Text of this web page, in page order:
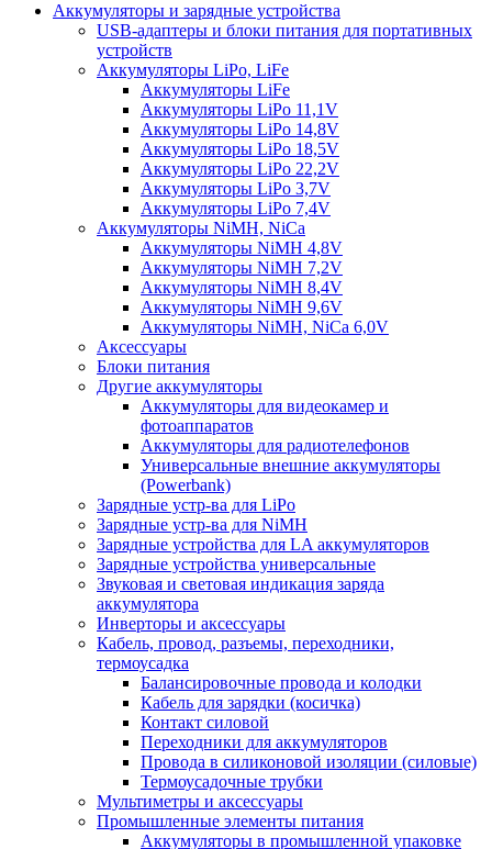
Аккумуляторы и зарядные устройства
USB-адаптеры и блоки питания для портативных
устройств
Аккумуляторы LiPo, LiFe
Аккумуляторы LiFe
Аккумуляторы LiPo 11,1V
Аккумуляторы LiPo 14,8V
Аккумуляторы LiPo 18,5V
Аккумуляторы LiPo 22,2V
Аккумуляторы LiPo 3,7V
Аккумуляторы LiPo 7,4V
Аккумуляторы NiMH, NiCa
Аккумуляторы NiMH 4,8V
Аккумуляторы NiMH 7,2V
Аккумуляторы NiMH 8,4V
Аккумуляторы NiMH 9,6V
Аккумуляторы NiMH, NiCa 6,0V
Аксессуары
Блоки питания
Другие аккумуляторы
Аккумуляторы для видеокамер и
фотоаппаратов
Аккумуляторы для радиотелефонов
Универсальные внешние аккумуляторы
(Powerbank)
Зарядные устр-ва для LiPo
Зарядные устр-ва для NiMH
Зарядные устройства для LA аккумуляторов
Зарядные устройства универсальные
Звуковая и световая индикация заряда
аккумулятора
Инверторы и аксессуары
Кабель, провод, разъемы, переходники,
термоусадка
Балансировочные провода и колодки
Кабель для зарядки (косичка)
Контакт силовой
Переходники для аккумуляторов
Провода в силиконовой изоляции (силовые)
Термоусадочные трубки
Мультиметры и аксессуары
Промышленные элементы питания
Аккумуляторы в промышленной упаковке